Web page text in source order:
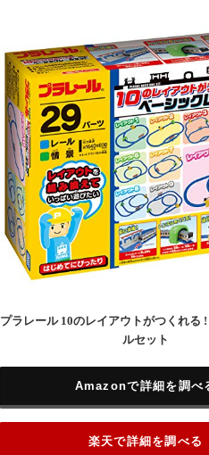
プラレール 10のレイアウトがつくれる
ルセット
Amazonで詳細を調べ
楽天で詳細を調べる